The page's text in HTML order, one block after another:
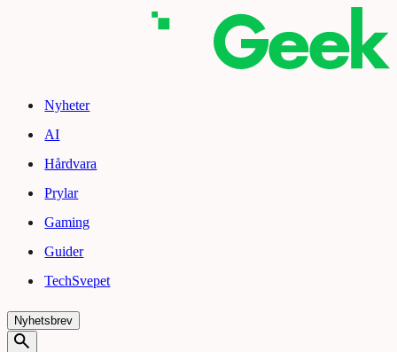
Nyheter
AI
Hårdvara
Prylar
Gaming
Guider
TechSvepet
Nyhetsbrev